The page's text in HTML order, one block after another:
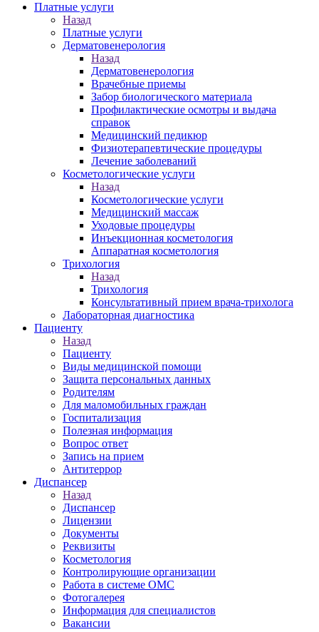
Платные услуги
Назад
Платные услуги
Дерматовенерология
Назад
Дерматовенерология
Врачебные приемы
Забор биологического материала
Профилактические осмотры и выдача
справок
Медицинский педикюр
Физиотерапевтические процедуры
Лечение заболеваний
Косметологические услуги
Назад
Косметологические услуги
Медицинский массаж
Уходовые процедуры
Инъекционная косметология
Аппаратная косметология
Трихология
Назад
Трихология
Консультативный прием врача-трихолога
Лабораторная диагностика
Пациенту
Назад
Пациенту
Виды медицинской помощи
Защита персональных данных
Родителям
Для маломобильных граждан
Госпитализация
Полезная информация
Вопрос ответ
Запись на прием
Антитеррор
Диспансер
Назад
Диспансер
Лицензии
Документы
Реквизиты
Косметология
Контролирующие организации
Работа в системе ОМС
Фотогалерея
Информация для специалистов
Вакансии